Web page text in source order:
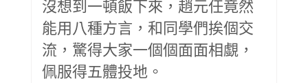
沒想到一頓飯下來，趙元任竟然
能用八種方言，和同學們挨個交
流，驚得大家一個個面面相覷，
佩服得五體投地。